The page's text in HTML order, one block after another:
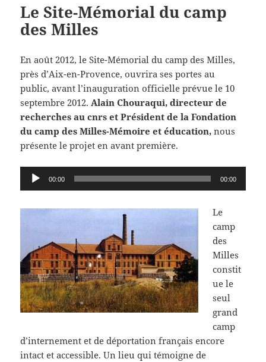
Le Site-Mémorial du camp
des Milles
En août 2012, le Site-Mémorial du camp des Milles,
près d’Aix-en-Provence, ouvrira ses portes au
public, avant l’inauguration officielle prévue le 10
septembre 2012. Alain Chouraqui, directeur de
recherches au cnrs et Président de la Fondation
du camp des Milles-Mémoire et éducation, nous
présente le projet en avant première.
Lecteur 00:00 00:00
Le
camp
des
Milles
constit
ue le
seul
grand
camp
d’internement et de déportation français encore
intact et accessible. Un lieu qui témoigne de